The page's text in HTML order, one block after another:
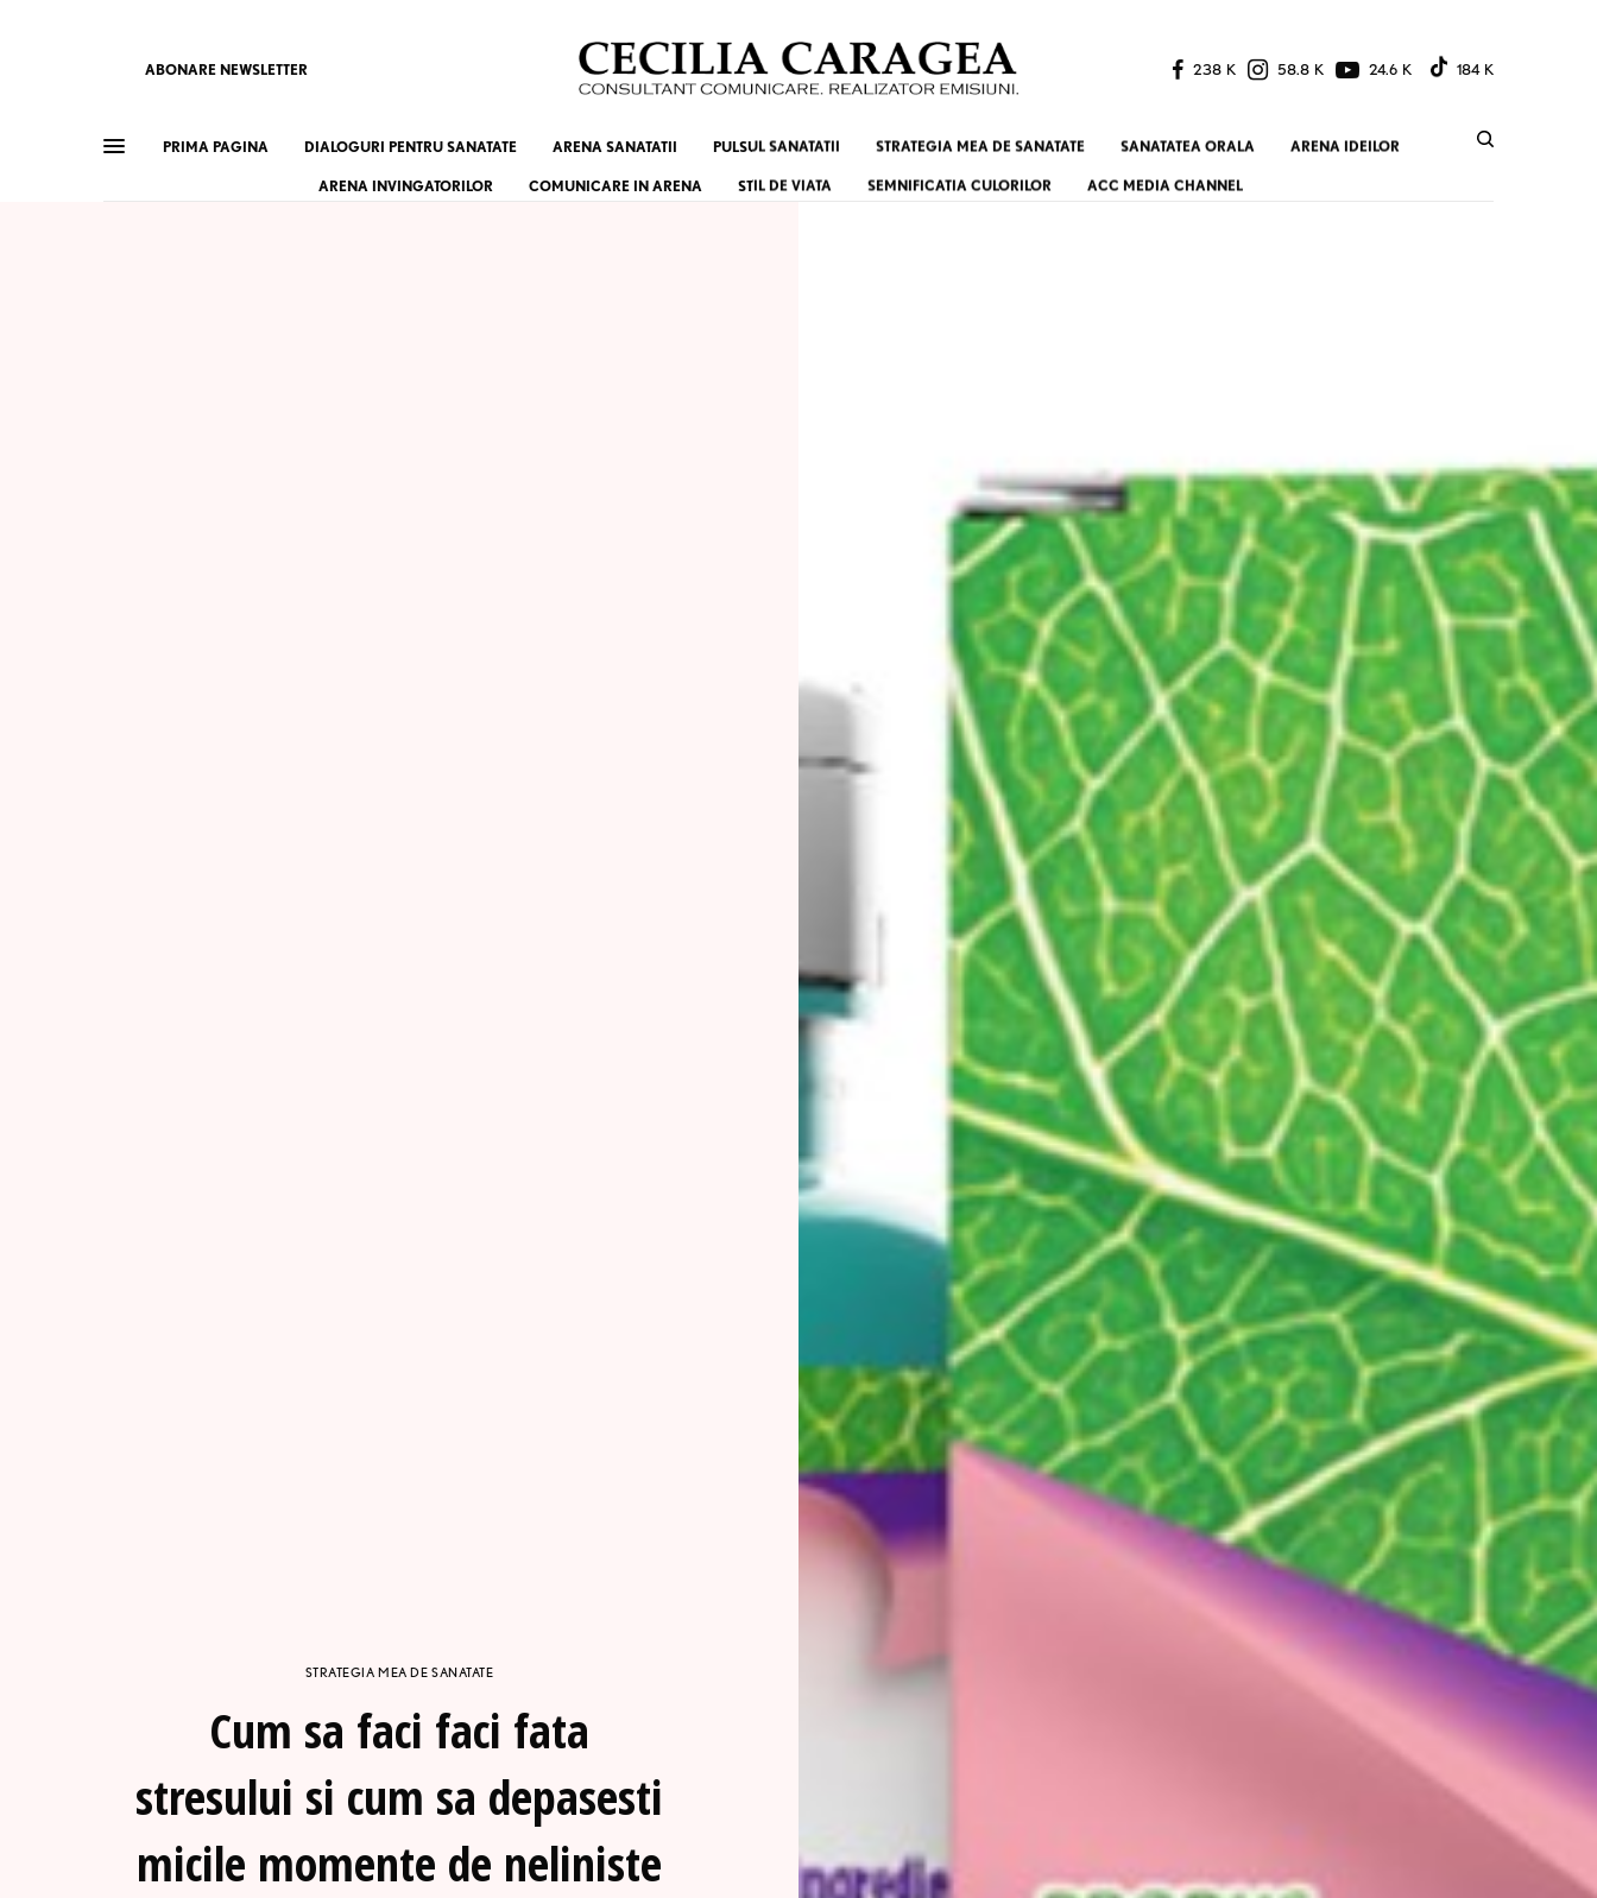
ABONARE NEWSLETTER 238 K 58.8 K 24.6 K 184 K
PRIMA PAGINA DIALOGURI PENTRU SANATATE ARENA SANATATII PULSUL SANATATII STRATEGIA MEA DE SANATATE SANATATEA ORALA ARENA IDEILOR
ARENA INVINGATORILOR COMUNICARE IN ARENA STIL DE VIATA SEMNIFICATIA CULORILOR ACC MEDIA CHANNEL
STRATEGIA MEA DE SANATATE
Cum sa faci faci fata
stresului si cum sa depasesti
micile momente de neliniste